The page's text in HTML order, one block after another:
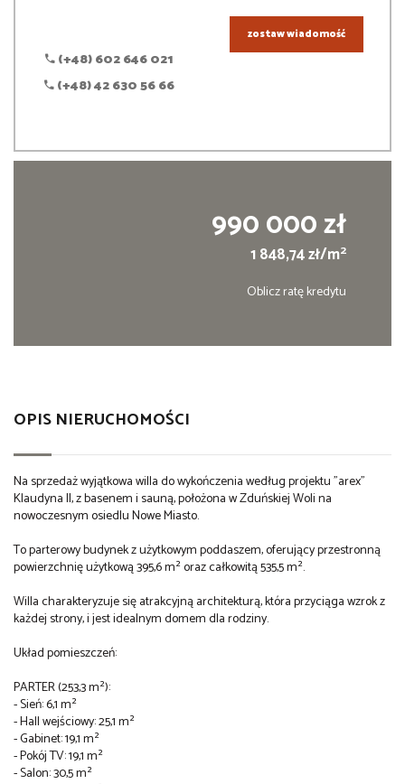
(+48) 602 646 021
(+48) 42 630 56 66
zostaw wiadomość
990 000 zł
1 848,74 zł/m2
Oblicz ratę kredytu
OPIS NIERUCHOMOŚCI
Na sprzedaż wyjątkowa willa do wykończenia według projektu "arex"
Klaudyna II, z basenem i sauną, położona w Zduńskiej Woli na
nowoczesnym osiedlu Nowe Miasto.
To parterowy budynek z użytkowym poddaszem, oferujący przestronną
powierzchnię użytkową 395,6 m² oraz całkowitą 535,5 m².
Willa charakteryzuje się atrakcyjną architekturą, która przyciąga wzrok z
każdej strony, i jest idealnym domem dla rodziny.
Układ pomieszczeń:
PARTER (253,3 m²):
- Sień: 6,1 m²
- Hall wejściowy: 25,1 m²
- Gabinet: 19,1 m²
- Pokój TV: 19,1 m²
- Salon: 30,5 m²